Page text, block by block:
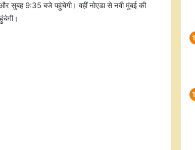
सुबह 9:35 बजे पहुंचेगी। वहीं नोएडा से नवी मुंबई की
अमित शाह का आरबीआई और सहकारी